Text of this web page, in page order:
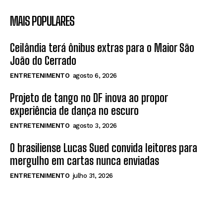
MAIS POPULARES
Ceilândia terá ônibus extras para o Maior São
João do Cerrado
ENTRETENIMENTO agosto 6, 2026
Projeto de tango no DF inova ao propor
experiência de dança no escuro
ENTRETENIMENTO agosto 3, 2026
O brasiliense Lucas Sued convida leitores para
mergulho em cartas nunca enviadas
ENTRETENIMENTO julho 31, 2026